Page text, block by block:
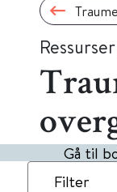
Gå til
Filter